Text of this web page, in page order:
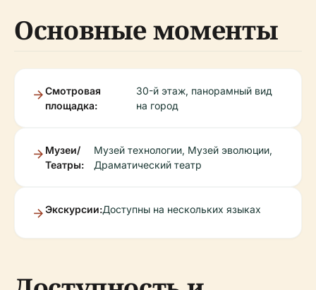
Основные моменты
Смотровая
площадка:
30-й этаж, панорамный вид
на город
Музеи/
Театры:
Музей технологии, Музей эволюции,
Драматический театр
Экскурсии:Доступны на нескольких языках